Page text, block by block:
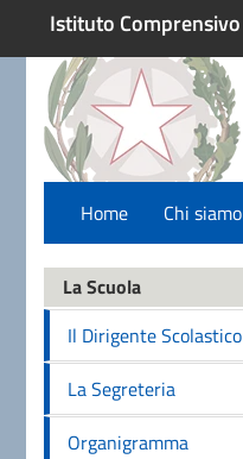
Istituto Comprensivo
Home Chi siamo
La Scuola
Il Dirigente Scolastico
La Segreteria
Organigramma